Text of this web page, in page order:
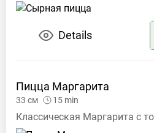
Details
Пицца Маргарита
33 см 15 min
Классическая Маргарита с